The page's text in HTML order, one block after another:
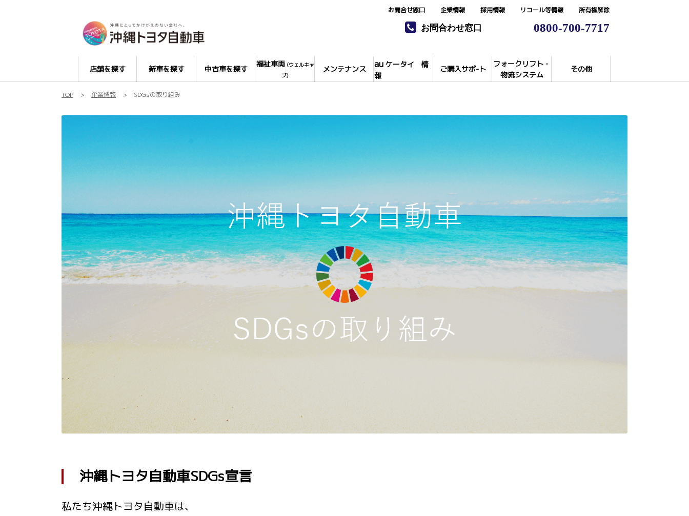
お問合わせ窓口 0800-700-7717
店舗を探す 新車を探す 中古車を探す
福祉車両(ウェルキャ
ブ)
メンテナンス auケータイ 情
報
ご購入サポ-ト
フォークリフト・
物流システム
その他
お問合せ窓口 企業情報 採用情報 リコール等情報 所有権解除
TOP 企業情報 SDGsの取り組み
沖縄トヨタ自動車SDGs宣言
私たち沖縄トヨタ自動車は、